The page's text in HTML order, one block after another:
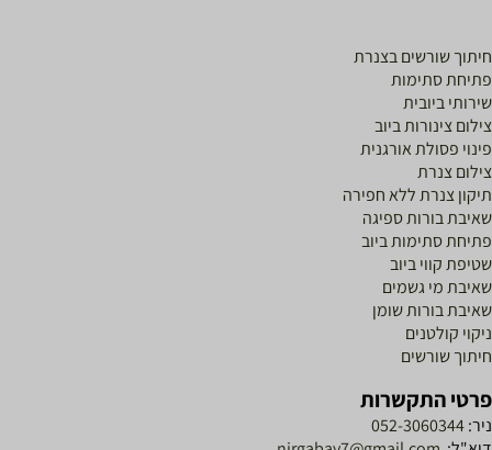
שורשים בצנרת
סתימות
ביובית
צינורות ביוב
פסולת אורגנית
צנרת
צנרת ללא חפירה
בורות ספיגה
סתימות ביוב
קווי ביוב
מי גשמים
בורות שומן
קולטנים
שורשים
התקשרות
052-3060344